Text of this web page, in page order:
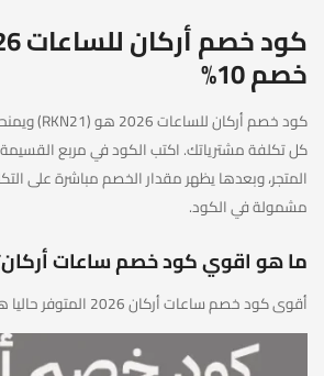
خصم 10%
كل تكلفة مشترياتك. اكتب الكود في مربع القسيمة
المتجر، وبعدها يظهر مقدار الخصم مباشرة على
مشمولة في الكود.
ما هو اقوي كود خصم ساعات
أقوى كود خصم ساعات أركان 2026 المتوفر حاليا هو RKN21 بخصم 10%.